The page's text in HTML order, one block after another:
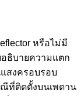
หรือไม่มี
ธิบายความแตก
สงครอบรอบ
ณีที่ติดตั้งบนเพดาน